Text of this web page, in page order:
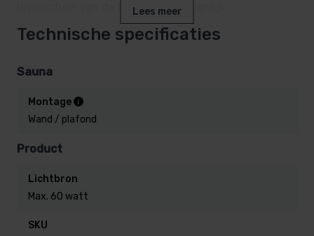
levensduur van de lichtbron aanzienlijk.
Lees meer
Technische specificaties
Sauna
Montage
Wand / plafond
Product
Lichtbron
Max. 60 watt
SKU